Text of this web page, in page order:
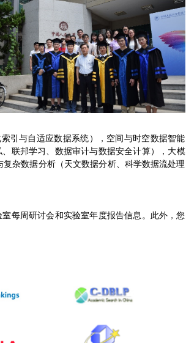
引与自适应数据系统），空间与时空数据智能
联邦学习、数据审计与数据安全计算），大模
杂数据分析（天文数据分析、科学数据流处理
每周研讨会和实验室年度报告信息。此外，您